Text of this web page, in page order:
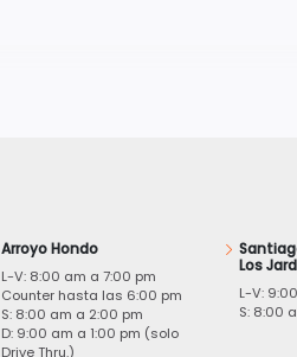
Arroyo Hondo
L-V: 8:00 am a 7:00 pm
Counter hasta las 6:00 pm
S: 8:00 am a 2:00 pm
D: 9:00 am a 1:00 pm (solo
Drive Thru.)
Los
L-V:
S: 8:00